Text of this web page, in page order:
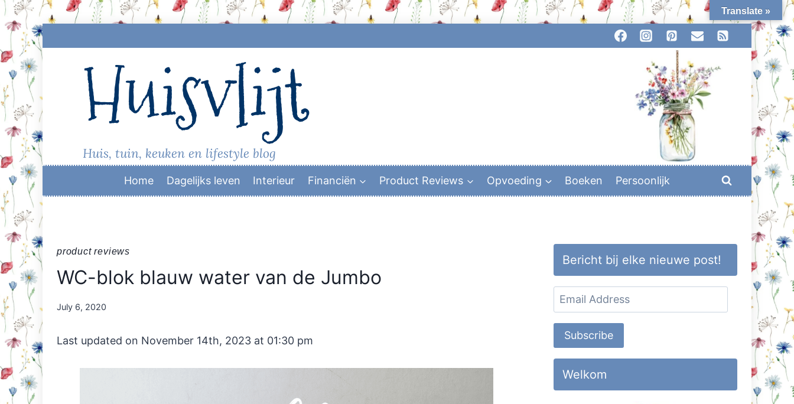
Skip
to
Huisvlijt
Huis, tuin, keuken en lifestyle blog
Home Dagelijks leven Interieur Financiën Product Reviews Opvoeding Boeken Persoonlijk
product reviews
WC-blok blauw water van de Jumbo
By
July 6, 2020
Last updated on November 14th, 2023 at 01:30 pm
Bericht bij elke nieuwe post!
Email
Address
Subscribe
Welkom
Translate »